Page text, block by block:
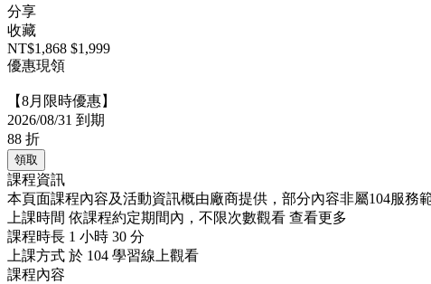
分享
收藏
NT$1,868 $1,999
優惠現領
【8月限時優惠】
2026/08/31 到期
88 折
領取
課程資訊
本頁面課程內容及活動資訊概由廠商提供，部分內容非屬104服務
上課時間 依課程約定期間內，不限次數觀看 查看更多
課程時長 1 小時 30 分
上課方式 於 104 學習線上觀看
課程內容